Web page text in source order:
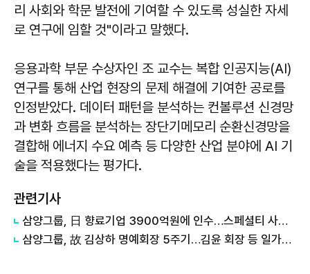
리 사회와 학문 발전에 기여할 수 있도록 성실한 자세
로 연구에 임할 것"이라고 말했다.
응용과학 부문 수상자인 조 교수는 복합 인공지능(AI)
연구를 통해 산업 현장의 문제 해결에 기여한 공로를
인정받았다. 데이터 패턴을 분석하는 컨볼루션 신경망
과 변화 흐름을 분석하는 장단기메모리 순환신경망을
결합해 에너지 수요 예측 등 다양한 산업 분야에 AI 기
술을 적용했다는 평가다.
관련기사
삼양그룹, 日 향료기업 3900억원에 인수…스페셜티 사업 확대
삼양그룹, 故 김상하 명예회장 5주기…김윤 회장 등 일가족 추도